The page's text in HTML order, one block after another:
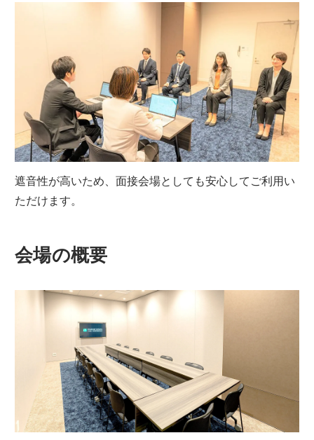
遮音性が高いため、面接会場としても安心してご利用い
ただけます。
会場の概要